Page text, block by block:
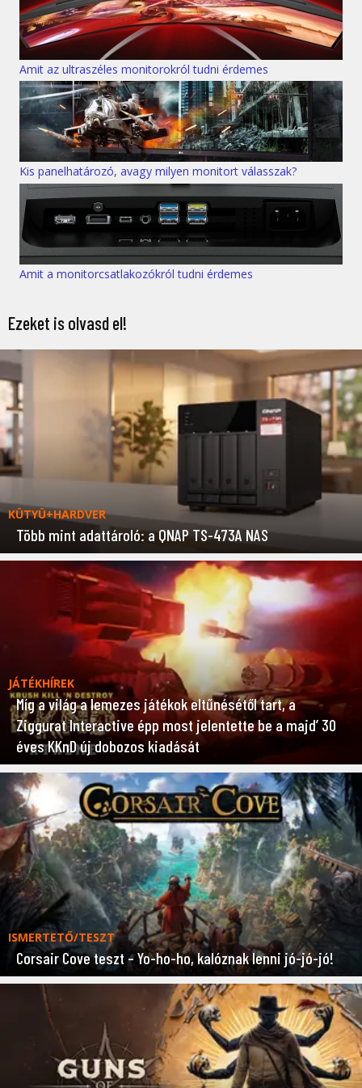
Amit az ultraszéles monitorokról tudni érdemes
Kis panelhatározó, avagy milyen monitort válasszak?
Amit a monitorcsatlakozókról tudni érdemes
Ezeket is olvasd el!
KÜTYÜ+HARDVER
Több mint adattároló: a QNAP TS-473A NAS
JÁTÉKHÍREK
Míg a világ a lemezes játékok eltűnésétől tart, a
Ziggurat Interactive épp most jelentette be a majd’ 30
éves KKnD új dobozos kiadását
ISMERTETŐ/TESZT
Corsair Cove teszt – Yo-ho-ho, kalóznak lenni jó-jó-jó!